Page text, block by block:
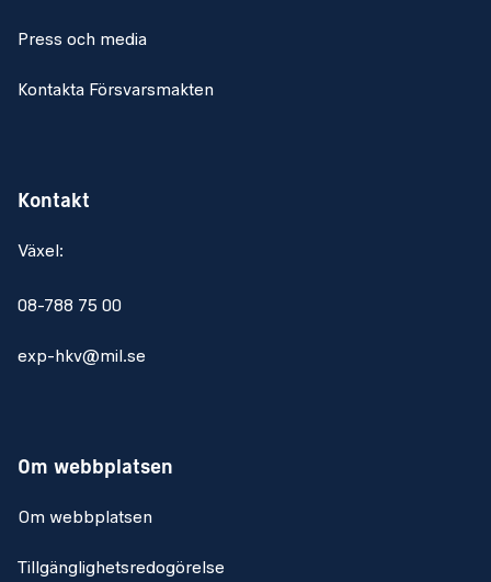
Press och media
Kontakta Försvarsmakten
Kontakt
Växel:
08-788 75 00
exp-hkv@mil.se
Om webbplatsen
Om webbplatsen
Tillgänglighetsredogörelse